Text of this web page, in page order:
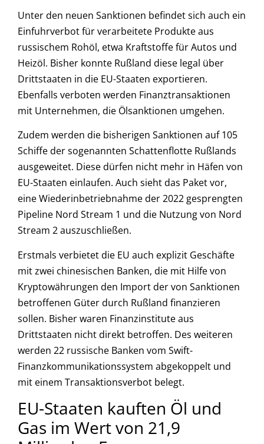
Unter den neuen Sanktionen befindet sich auch ein
Einfuhrverbot für verarbeitete Produkte aus
russischem Rohöl, etwa Kraftstoffe für Autos und
Heizöl. Bisher konnte Rußland diese legal über
Drittstaaten in die EU-Staaten exportieren.
Ebenfalls verboten werden Finanztransaktionen
mit Unternehmen, die Ölsanktionen umgehen.
Zudem werden die bisherigen Sanktionen auf 105
Schiffe der sogenannten Schattenflotte Rußlands
ausgeweitet. Diese dürfen nicht mehr in Häfen von
EU-Staaten einlaufen. Auch sieht das Paket vor,
eine Wiederinbetriebnahme der 2022 gesprengten
Pipeline Nord Stream 1 und die Nutzung von Nord
Stream 2 auszuschließen.
Erstmals verbietet die EU auch explizit Geschäfte
mit zwei chinesischen Banken, die mit Hilfe von
Kryptowährungen den Import der von Sanktionen
betroffenen Güter durch Rußland finanzieren
sollen. Bisher waren Finanzinstitute aus
Drittstaaten nicht direkt betroffen. Des weiteren
werden 22 russische Banken vom Swift-
Finanzkommunikationssystem abgekoppelt und
mit einem Transaktionsverbot belegt.
EU-Staaten kauften Öl und
Gas im Wert von 21,9